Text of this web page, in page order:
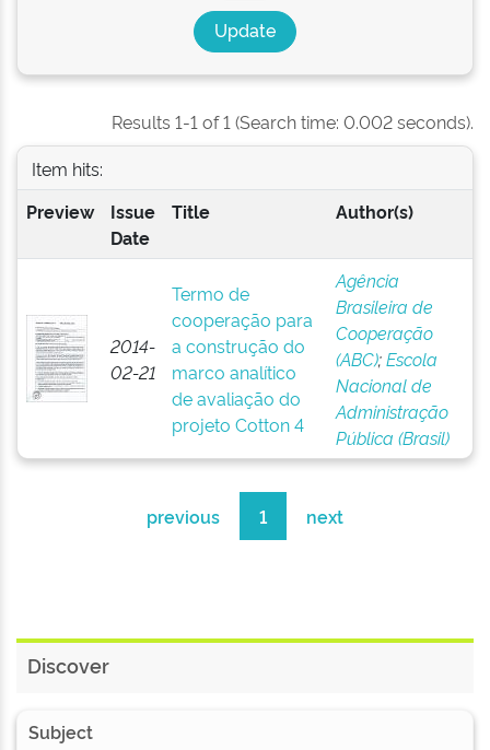
Results 1-1 of 1 (Search time: 0.002 seconds).
Item hits:
Preview
Issue
Date
Title Author(s)
2014-
02-21
Termo de
cooperação para
a construção do
marco analítico
de avaliação do
projeto Cotton 4
Agência
Brasileira de
Cooperação
(ABC);Escola
Nacional de
Administração
Pública (Brasil)
previous 1 next
Discover
Subject